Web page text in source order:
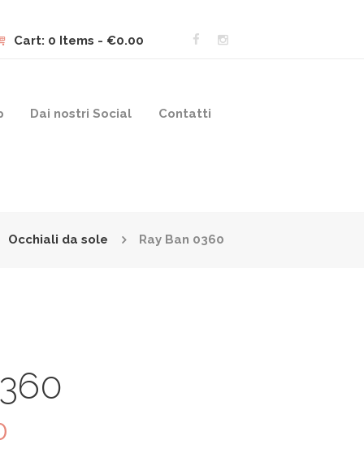
Cart: 0 Items - €0.00
Dai nostri Social Contatti
Occhiali da sole Ray Ban 0360